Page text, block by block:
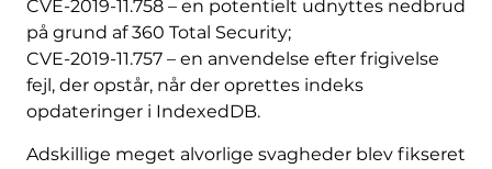
CVE-2019-11.758 – en potentielt udnyttes nedbrud
på grund af 360 Total Security;
CVE-2019-11.757 – en anvendelse efter frigivelse
fejl, der opstår, når der oprettes indeks
opdateringer i IndexedDB.
Adskillige meget alvorlige svagheder blev fikseret